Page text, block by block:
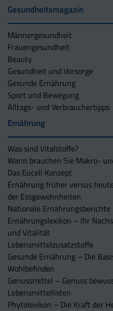
Gesundheitsmagazin
Männergesundheit
Frauengesundheit
Beauty
Gesundheit und Vorsorge
Gesunde Ernährung
Sport und Bewegung
Alltags- und Verbrauchertipps
Ernährung
Was sind Vitalstoffe?
Wann brauchen Sie Makro-
Das Eucell Konzept
Ernährung früher versus
der Essgewohnheiten
Nationale Ernährungsberichte
Ernährungslexikon – Ihr
und Vitalität
Lebensmittelzusatzstoffe
Gesunde Ernährung – Die
Wohlbefinden
Genussmittel – Genuss
Lebensmittellisten
Phytolexikon – Die Kraft der